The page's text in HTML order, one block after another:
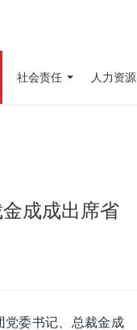
社会责任 人力资源
成成出席省
党委书记、总裁金成